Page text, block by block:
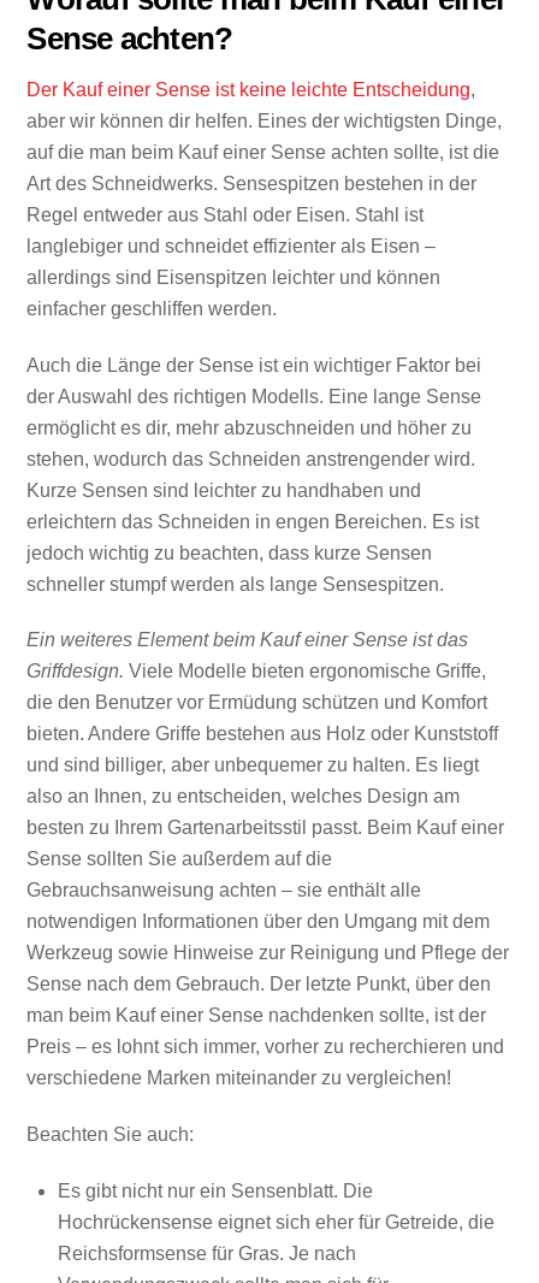
Sense achten?
Der Kauf einer Sense ist keine leichte Entscheidung,
aber wir können dir helfen. Eines der wichtigsten Dinge,
auf die man beim Kauf einer Sense achten sollte, ist die
Art des Schneidwerks. Sensespitzen bestehen in der
Regel entweder aus Stahl oder Eisen. Stahl ist
langlebiger und schneidet effizienter als Eisen –
allerdings sind Eisenspitzen leichter und können
einfacher geschliffen werden.
Auch die Länge der Sense ist ein wichtiger Faktor bei
der Auswahl des richtigen Modells. Eine lange Sense
ermöglicht es dir, mehr abzuschneiden und höher zu
stehen, wodurch das Schneiden anstrengender wird.
Kurze Sensen sind leichter zu handhaben und
erleichtern das Schneiden in engen Bereichen. Es ist
jedoch wichtig zu beachten, dass kurze Sensen
schneller stumpf werden als lange Sensespitzen.
Ein weiteres Element beim Kauf einer Sense ist das
Griffdesign. Viele Modelle bieten ergonomische Griffe,
die den Benutzer vor Ermüdung schützen und Komfort
bieten. Andere Griffe bestehen aus Holz oder Kunststoff
und sind billiger, aber unbequemer zu halten. Es liegt
also an Ihnen, zu entscheiden, welches Design am
besten zu Ihrem Gartenarbeitsstil passt. Beim Kauf einer
Sense sollten Sie außerdem auf die
Gebrauchsanweisung achten – sie enthält alle
notwendigen Informationen über den Umgang mit dem
Werkzeug sowie Hinweise zur Reinigung und Pflege der
Sense nach dem Gebrauch. Der letzte Punkt, über den
man beim Kauf einer Sense nachdenken sollte, ist der
Preis – es lohnt sich immer, vorher zu recherchieren und
verschiedene Marken miteinander zu vergleichen!
Beachten Sie auch:
Es gibt nicht nur ein Sensenblatt. Die
Hochrückensense eignet sich eher für Getreide, die
Reichsformsense für Gras. Je nach